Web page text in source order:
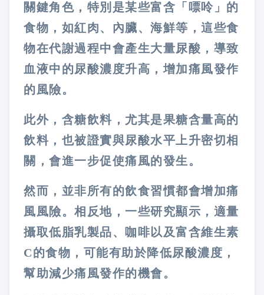
關鍵角色，特別是某些富含「嘌呤」的
食物，如紅肉、內臟、海鮮等，這些食
物在代謝過程中會產生大量尿酸，導致
血液中的尿酸濃度升高，增加痛風發作
的風險。
此外，含糖飲料，尤其是果糖含量高的
飲料，也被證實與尿酸水平上升密切相
關，會進一步促使痛風的發生。
然而，並非所有的飲食習慣都會增加痛
風風險。相反地，一些研究顯示，適量
攝取低脂乳製品、咖啡以及富含維生素
C的食物，可能有助於降低尿酸濃度，
幫助減少痛風發作的機會。